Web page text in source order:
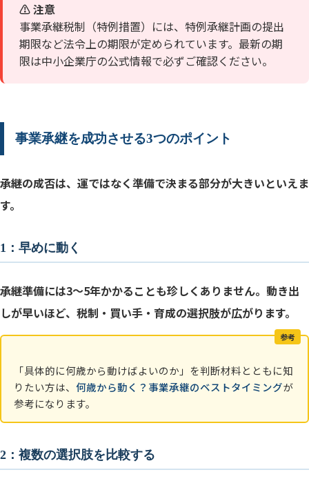
⚠️ 注意
事業承継税制（特例措置）には、特例承継計画の提出
期限など法令上の期限が定められています。最新の期
限は中小企業庁の公式情報で必ずご確認ください。
事業承継を成功させる3つのポイント
承継の成否は、運ではなく準備で決まる部分が大きいといえま
す。
1：早めに動く
承継準備には3〜5年かかることも珍しくありません。動き出
しが早いほど、税制・買い手・育成の選択肢が広がります。
参考
「具体的に何歳から動けばよいのか」を判断材料とともに知
りたい方は、 何歳から動く？事業承継のベストタイミングが
参考になります。
2：複数の選択肢を比較する